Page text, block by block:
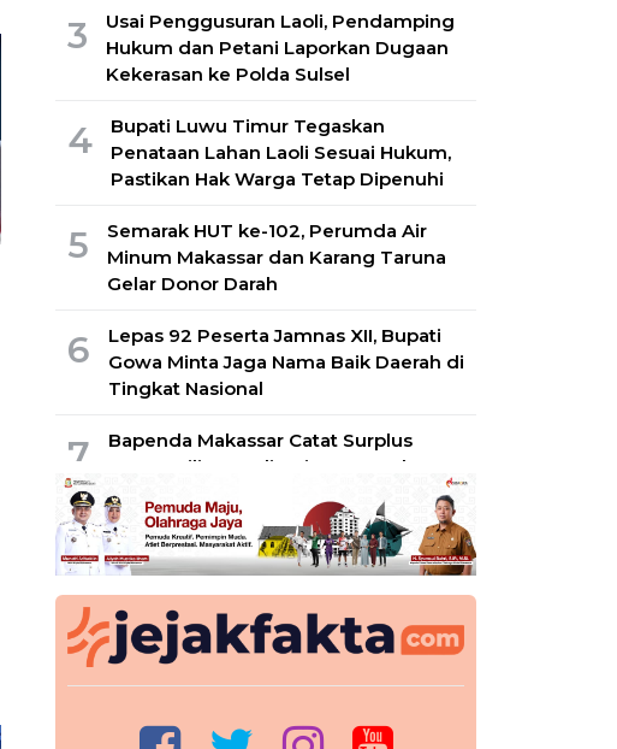
3
Usai Penggusuran Laoli, Pendamping
Hukum dan Petani Laporkan Dugaan
Kekerasan ke Polda Sulsel
4
Bupati Luwu Timur Tegaskan
Penataan Lahan Laoli Sesuai Hukum,
Pastikan Hak Warga Tetap Dipenuhi
5
Semarak HUT ke-102, Perumda Air
Minum Makassar dan Karang Taruna
Gelar Donor Darah
6
Lepas 92 Peserta Jamnas XII, Bupati
Gowa Minta Jaga Nama Baik Daerah di
Tingkat Nasional
7
Bapenda Makassar Catat Surplus
Rp130 Miliar, Realisasi PAD Tembus
49 Persen